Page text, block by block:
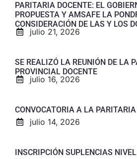
PARITARIA DOCENTE: EL
PROPUESTA Y AMSAFE LA
CONSIDERACIÓN DE LAS Y LOS
julio 21, 2026
SE REALIZÓ LA REUNIÓN DE LA
PROVINCIAL DOCENTE
julio 16, 2026
CONVOCATORIA A LA PARITARIA
julio 14, 2026
INSCRIPCIÓN SUPLENCIAS